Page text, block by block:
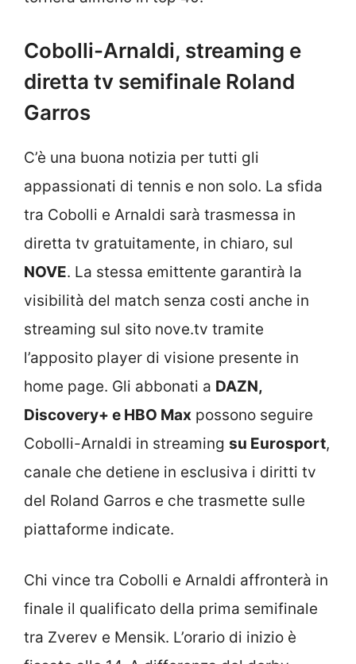
Cobolli-Arnaldi, streaming e
diretta tv semifinale Roland
Garros
C’è una buona notizia per tutti gli
appassionati di tennis e non solo. La sfida
tra Cobolli e Arnaldi sarà trasmessa in
diretta tv gratuitamente, in chiaro, sul
NOVE. La stessa emittente garantirà la
visibilità del match senza costi anche in
streaming sul sito nove.tv tramite
l’apposito player di visione presente in
home page. Gli abbonati a DAZN,
Discovery+ e HBO Max possono seguire
Cobolli-Arnaldi in streaming su Eurosport,
canale che detiene in esclusiva i diritti tv
del Roland Garros e che trasmette sulle
piattaforme indicate.
Chi vince tra Cobolli e Arnaldi affronterà in
finale il qualificato della prima semifinale
tra Zverev e Mensik. L’orario di inizio è